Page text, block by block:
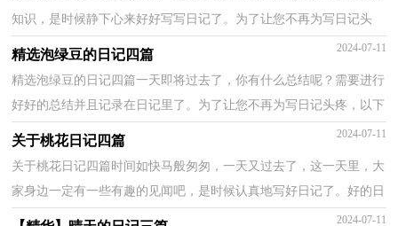
知识，是时候静下心来好好写写日记了。为了让您不再为写日记头
疼，下面是小编为大家整理的蜗牛日记3篇，仅供参考，大...
精选泡绿豆的日记四篇 2024-07-11
精选泡绿豆的日记四篇一天即将过去了，你有什么总结呢？需要进行
好好的总结并且记录在日记里了。为了让您不再为写日记头疼，以下
是小编帮大家整理的泡绿豆的日记4篇，供大家参考借...
关于桃花日记四篇 2024-07-11
关于桃花日记四篇时间如快马般匆匆，一天又过去了，这一天里，大
家身边一定有一些有趣的见闻吧，是时候认真地写好日记了。好的日
记都具备一些什么特点呢？下面是小编整理的桃花日记4...
2024-07-11